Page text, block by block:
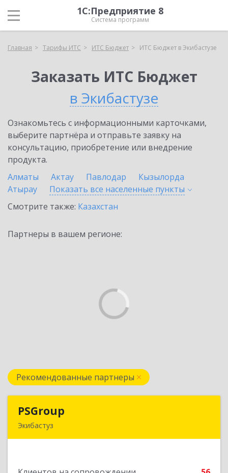
1С:Предприятие 8
Система программ
Главная Тарифы ИТС ИТС Бюджет ИТС Бюджет в Экибастузе
Заказать ИТС Бюджет
в Экибастузе
Ознакомьтесь с информационными карточками,
выберите партнёра и отправьте заявку на
консультацию, приобретение или внедрение
продукта.
Алматы
Актау Павлодар
Кызылорда
Атырау
Показать все населенные пункты
Смотрите также: Казахстан
Партнеры в вашем регионе:
Рекомендованные партнеры
PSGroup
Экибастуз